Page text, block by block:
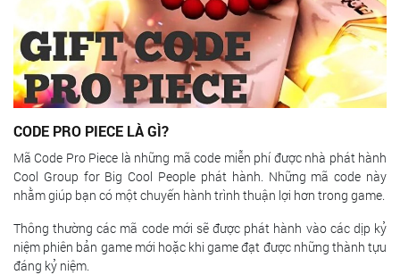
CODE PRO PIECE LÀ GÌ?
Mã Code Pro Piece là những mã code miễn phí được nhà phát hành
Cool Group for Big Cool People phát hành. Những mã code này
nhằm giúp bạn có một chuyến hành trình thuận lợi hơn trong game.
Thông thường các mã code mới sẽ được phát hành vào các dịp kỷ
niệm phiên bản game mới hoặc khi game đạt được những thành tựu
đáng kỷ niệm.